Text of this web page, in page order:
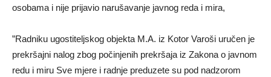
osobama i nije prijavio narušavanje javnog reda i mira,
”Radniku ugostiteljskog objekta M.A. iz Kotor Varoši uručen je
prekršajni nalog zbog počinjenih prekršaja iz Zakona o javnom
redu i miru Sve mjere i radnje preduzete su pod nadzorom